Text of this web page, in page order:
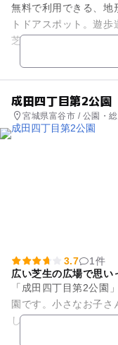
無料で利用できる、地
トドアスポット。遊
芝そりのほか、バーベ
広場とさまざまな過
成田四丁目第2公園
宮城県富谷市 / 公園・
3.7
1件
広い芝生の広場で思い
「成田四丁目第2公園
園です。小さなお子さ
しめる広さがあります
で、ボールの飛び出